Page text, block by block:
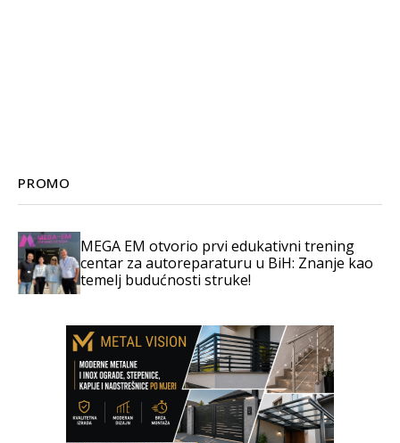
PROMO
MEGA EM otvorio prvi edukativni trening
centar za autoreparaturu u BiH: Znanje kao
temelj budućnosti struke!